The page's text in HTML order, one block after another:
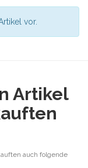
vor.
Artikel
auch folgende